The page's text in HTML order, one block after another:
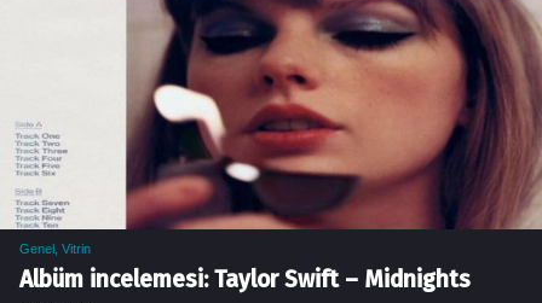
Genel Vitrin
Albüm incelemesi: Taylor Swift – Midnights